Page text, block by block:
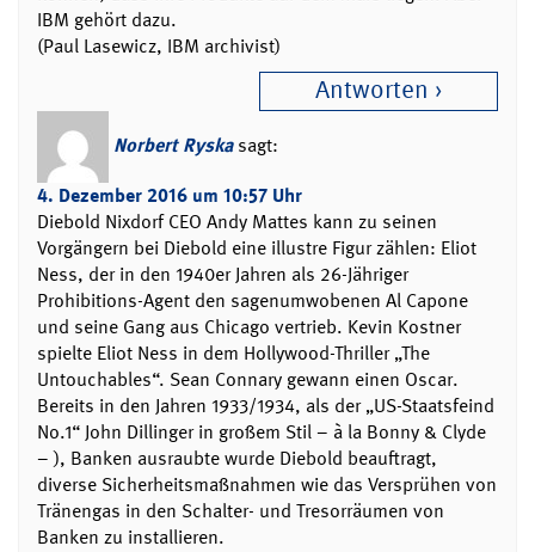
IBM gehört dazu.
(Paul Lasewicz, IBM archivist)
Antworten
Norbert Ryska sagt:
4. Dezember 2016 um 10:57 Uhr
Diebold Nixdorf CEO Andy Mattes kann zu seinen
Vorgängern bei Diebold eine illustre Figur zählen: Eliot
Ness, der in den 1940er Jahren als 26-Jähriger
Prohibitions-Agent den sagenumwobenen Al Capone
und seine Gang aus Chicago vertrieb. Kevin Kostner
spielte Eliot Ness in dem Hollywood-Thriller „The
Untouchables“. Sean Connary gewann einen Oscar.
Bereits in den Jahren 1933/1934, als der „US-Staatsfeind
No.1“ John Dillinger in großem Stil – à la Bonny & Clyde
– ), Banken ausraubte wurde Diebold beauftragt,
diverse Sicherheitsmaßnahmen wie das Versprühen von
Tränengas in den Schalter- und Tresorräumen von
Banken zu installieren.